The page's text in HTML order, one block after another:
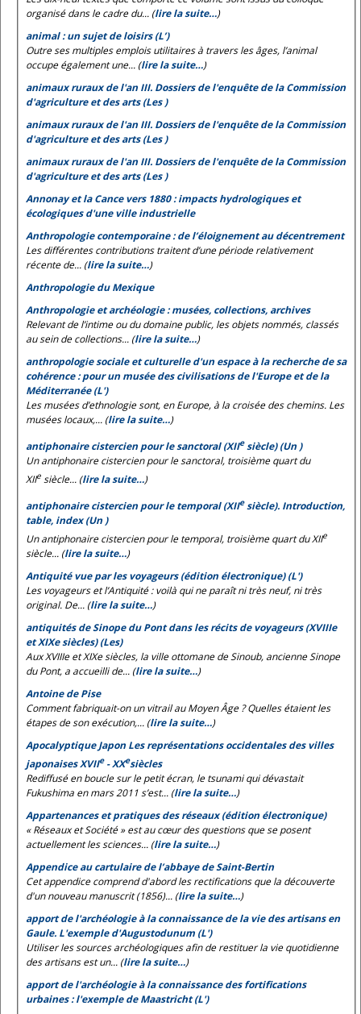
organisé dans le cadre du... (lire la suite…)
animal : un sujet de loisirs (L’)
Outre ses multiples emplois utilitaires à travers les âges, l’animal
occupe également une... (lire la suite…)
animaux ruraux de l'an III. Dossiers de l'enquête de la Commission
d'agriculture et des arts (Les )
animaux ruraux de l'an III. Dossiers de l'enquête de la Commission
d'agriculture et des arts (Les )
animaux ruraux de l'an III. Dossiers de l'enquête de la Commission
d'agriculture et des arts (Les )
Annonay et la Cance vers 1880 : impacts hydrologiques et
écologiques d'une ville industrielle
Anthropologie contemporaine : de l’éloignement au décentrement
Les différentes contributions traitent d’une période relativement
récente de... (lire la suite…)
Anthropologie du Mexique
Anthropologie et archéologie : musées, collections, archives
Relevant de l’intime ou du domaine public, les objets nommés, classés
au sein de collections... (lire la suite…)
anthropologie sociale et culturelle d'un espace à la recherche de sa
cohérence : pour un musée des civilisations de l'Europe et de la
Méditerranée (L')
Les musées d’ethnologie sont, en Europe, à la croisée des chemins. Les
musées locaux,... (lire la suite…)
antiphonaire cistercien pour le sanctoral (XIIesiècle) (Un )
Un antiphonaire cistercien pour le sanctoral, troisième quart du
XIIe siècle... (lire la suite…)
antiphonaire cistercien pour le temporal (XIIesiècle). Introduction,
table, index (Un )
Un antiphonaire cistercien pour le temporal, troisième quart du XIIe
siècle... (lire la suite…)
Antiquité vue par les voyageurs (édition électronique) (L')
Les voyageurs et l’Antiquité : voilà qui ne paraît ni très neuf, ni très
original. De... (lire la suite…)
antiquités de Sinope du Pont dans les récits de voyageurs (XVIIIe
et XIXe siècles) (Les)
Aux XVIIIe et XIXe siècles, la ville ottomane de Sinoub, ancienne Sinope
du Pont, a accueilli de... (lire la suite…)
Antoine de Pise
Comment fabriquait-on un vitrail au Moyen Âge ? Quelles étaient les
étapes de son exécution,... (lire la suite…)
Apocalyptique Japon Les représentations occidentales des villes
japonaises XVIIe- XXesiècles
Rediffusé en boucle sur le petit écran, le tsunami qui dévastait
Fukushima en mars 2011 s’est... (lire la suite…)
Appartenances et pratiques des réseaux (édition électronique)
« Réseaux et Société » est au cœur des questions que se posent
actuellement les sciences... (lire la suite…)
Appendice au cartulaire de l’abbaye de Saint-Bertin
Cet appendice comprend d'abord les rectifications que la découverte
d'un nouveau manuscrit (1856)... (lire la suite…)
apport de l'archéologie à la connaissance de la vie des artisans en
Gaule. L'exemple d'Augustodunum (L')
Utiliser les sources archéologiques afin de restituer la vie quotidienne
des artisans est un... (lire la suite…)
apport de l'archéologie à la connaissance des fortifications
urbaines : l'exemple de Maastricht (L')